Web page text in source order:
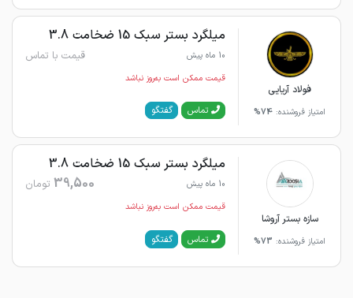
فولاد آریایی
امتیاز فروشنده: 74%
میلگرد بستر سبک 15 ضخامت 3.8
10 ماه پیش قیمت با تماس
قیمت ممکن است به‌روز نباشد
تماس گفتگو
سازه بستر آروشا
امتیاز فروشنده: 73%
میلگرد بستر سبک 15 ضخامت 3.8
10 ماه پیش 39,500 تومان
قیمت ممکن است به‌روز نباشد
تماس گفتگو